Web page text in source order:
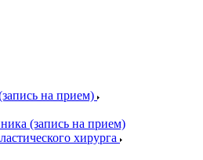
на прием)
(запись на прием)
хирурга